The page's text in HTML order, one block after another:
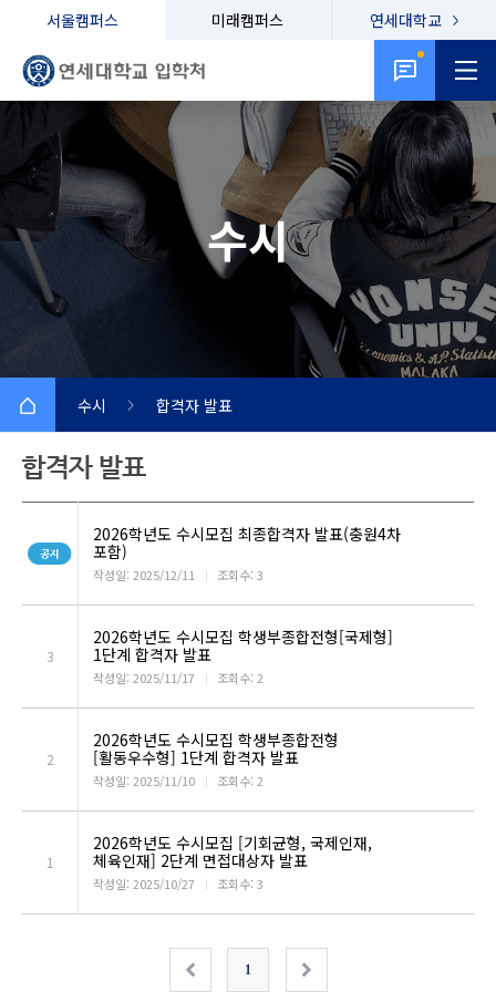
서울캠퍼스 미래캠퍼스 연세대학교
수시
수시 합격자 발표
2026학년도 수시모집 최종합격자 발표(충원4차
포함)
작성일: 2025/12/11 ㅣ 조회수: 3
3
2026학년도 수시모집 학생부종합전형[국제형]
1단계 합격자 발표
작성일: 2025/11/17 ㅣ 조회수: 2
2
2026학년도 수시모집 학생부종합전형
[활동우수형] 1단계 합격자 발표
작성일: 2025/11/10 ㅣ 조회수: 2
1
2026학년도 수시모집 [기회균형, 국제인재,
체육인재] 2단계 면접대상자 발표
작성일: 2025/10/27 ㅣ 조회수: 3
1